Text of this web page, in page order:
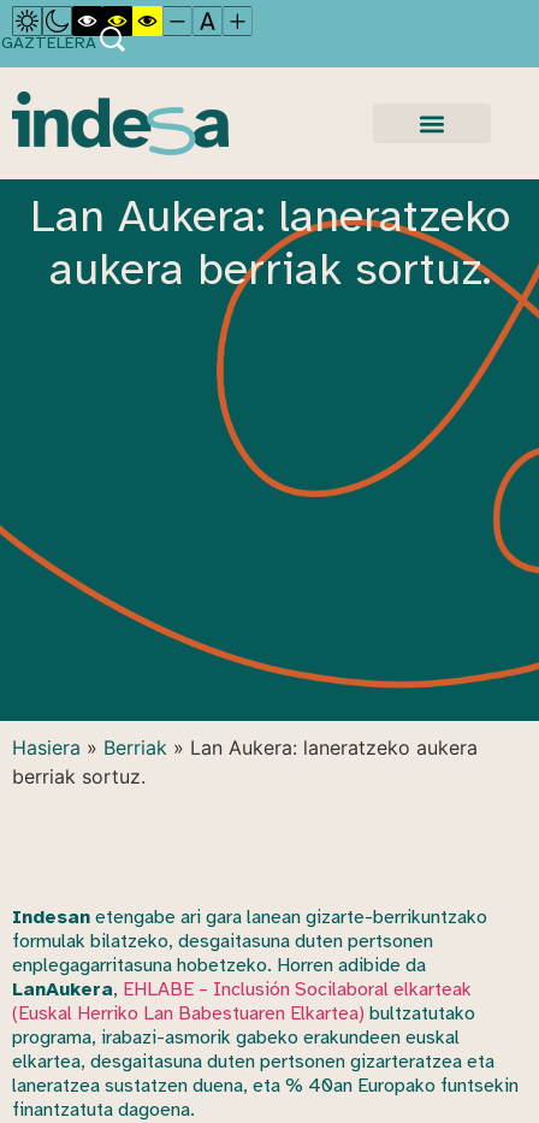
GAZTELERA
Lan Aukera: laneratzeko
aukera berriak sortuz.
Hasiera » Berriak » Lan Aukera: laneratzeko aukera
berriak sortuz.
Indesan etengabe ari gara lanean gizarte-berrikuntzako
formulak bilatzeko, desgaitasuna duten pertsonen
enplegagarritasuna hobetzeko. Horren adibide da
LanAukera, EHLABE – Inclusión Socilaboral elkarteak
(Euskal Herriko Lan Babestuaren Elkartea) bultzatutako
programa, irabazi-asmorik gabeko erakundeen euskal
elkartea, desgaitasuna duten pertsonen gizarteratzea eta
laneratzea sustatzen duena, eta % 40an Europako funtsekin
finantzatuta dagoena.